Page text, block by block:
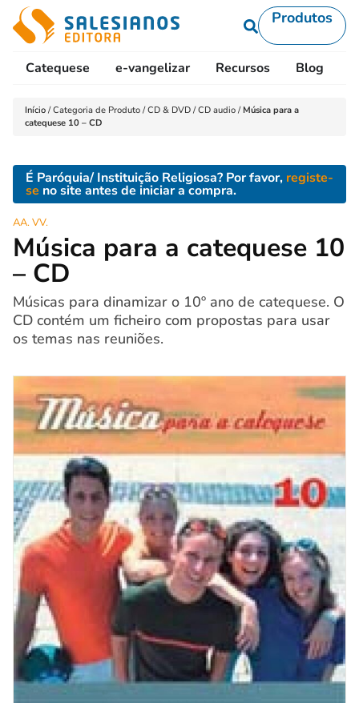
Produtos
Catequese e-vangelizar Recursos Blog
Início /Categoria de Produto /CD & DVD /CD audio / Música para a
catequese 10 – CD
É Paróquia/ Instituição Religiosa? Por favor, registe-
se no site antes de iniciar a compra.
AA. VV.
Música para a catequese 10
– CD
Músicas para dinamizar o 10º ano de catequese. O
CD contém um ficheiro com propostas para usar
os temas nas reuniões.